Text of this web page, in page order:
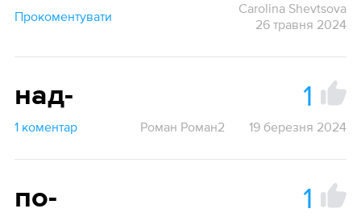
Прокоментувати
Carolina Shevtsova
26 травня 2024
над- 1
1 коментар Роман Роман2 19 березня 2024
по- 1